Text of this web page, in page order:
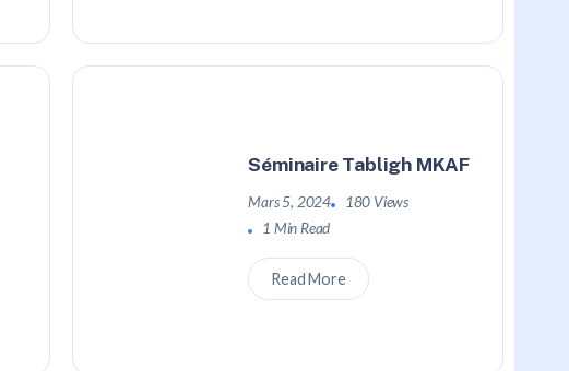
Séminaire Tabligh MKAF
Mars 5, 2024
180 Views
1 Min Read
Read More